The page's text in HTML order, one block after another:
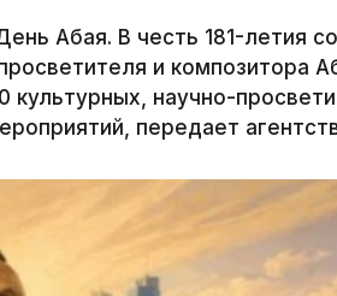
Абая. В честь 181-летия
и композитора
научно-
передает